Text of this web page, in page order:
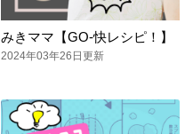
みきママ【GO-快レシピ！】
2024年03年26日更新